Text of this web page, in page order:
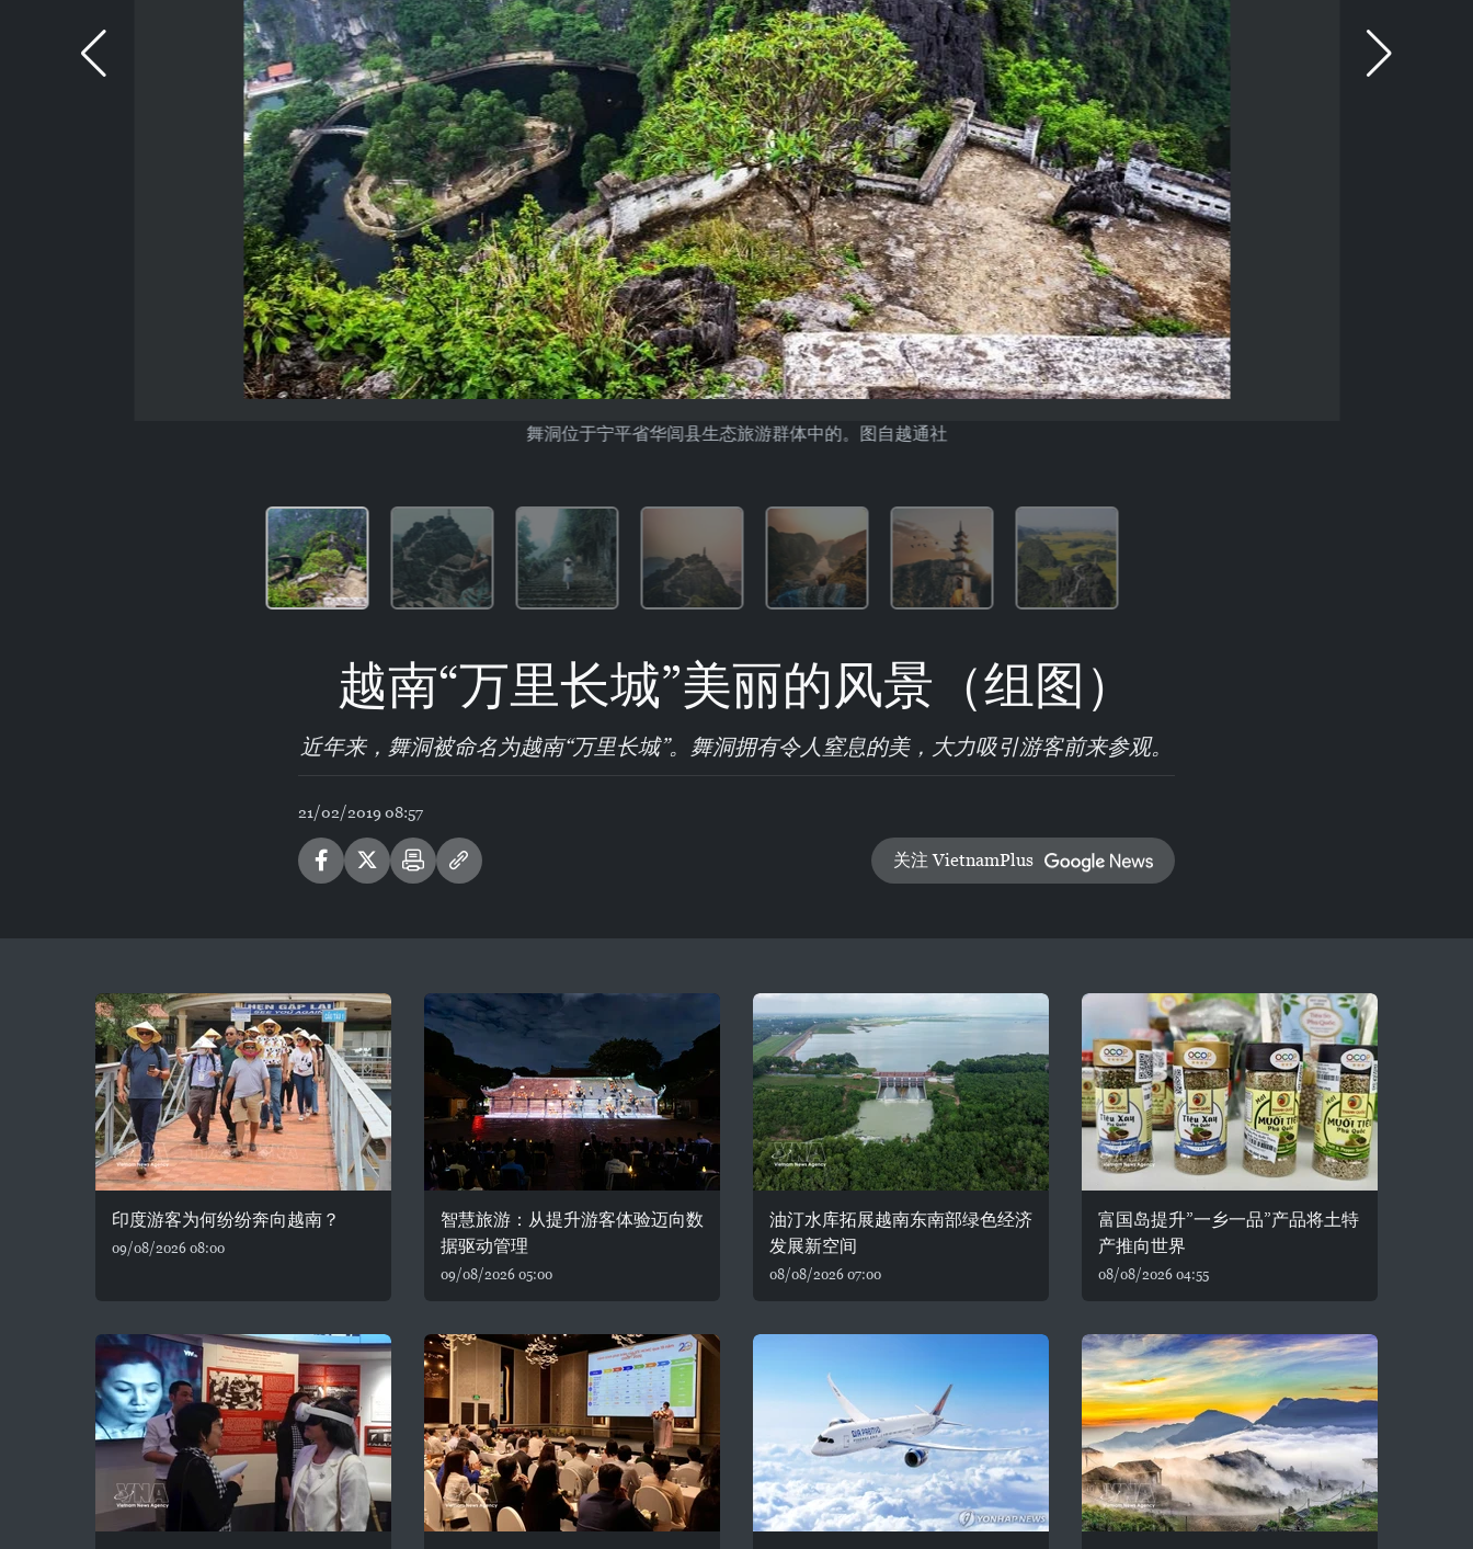
舞洞位于宁平省华闾县生态旅游群体中的。图自越通社
越南“万里长城”美丽的风景（组图）
近年来，舞洞被命名为越南“万里长城”。舞洞拥有令人窒息的美，大力吸引游客前来参观。
21/02/2019 08:57
关注 VietnamPlus
印度游客为何纷纷奔向越南？
09/08/2026 08:00
智慧旅游：从提升游客体验迈向数
据驱动管理
09/08/2026 05:00
油汀水库拓展越南东南部绿色经济
发展新空间
08/08/2026 07:00
富国岛提升”一乡一品”产品将土特
产推向世界
08/08/2026 04:55